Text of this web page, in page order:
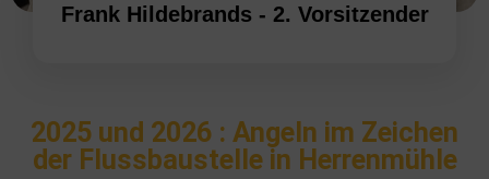
Frank Hildebrands - 2. Vorsitzender
2025 und 2026 : Angeln im Zeichen
der Flussbaustelle in Herrenmühle